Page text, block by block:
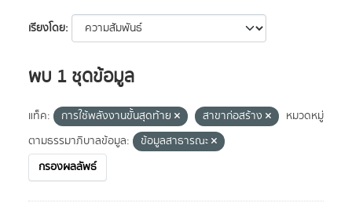
เรียงโดย
พบ 1 ชุดข้อมูล
แท็ค: การใช้พลังงานขั้นสุดท้าย สาขาก่อสร้าง
หมวดหมู่
ตามธรรมาภิบาลข้อมูล:
ข้อมูลสาธารณะ
กรองผลลัพธ์